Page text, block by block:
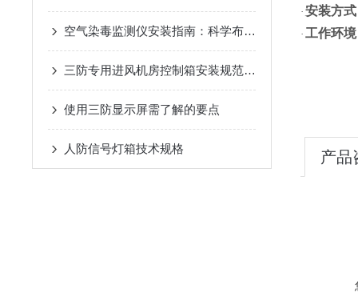
空气染毒监测仪安装指南：科学布局与规范操作的关键步骤
三防专用进风机房控制箱安装规范详解
使用三防显示屏需了解的要点
人防信号灯箱技术规格
· 安装方式
· 工作环境
产品